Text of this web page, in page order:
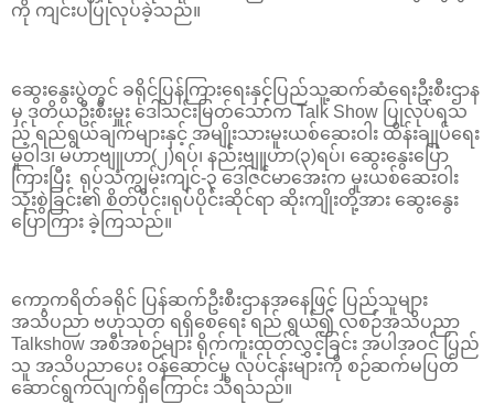
ကို ကျင်းပပြုလုပ်ခဲ့သည်။
ဆွေးနွေးပွဲတွင် ခရိုင်ပြန်ကြားရေးနှင့်ပြည်သူ့ဆက်ဆံရေးဦးစီးဌာန
မှ ဒုတိယဦးစီးမှူး ဒေါ်သင်းမြတ်သော်က Talk Show ပြုလုပ်ရသ
ည့် ရည်ရွယ်ချက်များနှင့် အမျိုးသားမူးယစ်ဆေးဝါး ထိန်းချုပ်ရေး
မူဝါဒ၊ မဟာဗျူဟာ(၂)ရပ်၊ နည်းဗျူဟာ(၃)ရပ်၊ ဆွေးနွေးပြော
ကြားပြီး ရုပ်သံကျွမ်းကျင်-၃ ဒေါ်ဇင်မာအေးက မူးယစ်ဆေးဝါး
သုံးစွဲခြင်း၏ စိတ်ပိုင်း၊ရုပ်ပိုင်းဆိုင်ရာ ဆိုးကျိုးတို့အား ဆွေးနွေး
ပြောကြား ခဲ့ကြသည်။
ကော့ကရိတ်ခရိုင် ပြန်ဆက်ဦးစီးဌာနအနေဖြင့် ပြည်သူများ
အသိပညာ ဗဟုသုတ ရရှိစေရေး ရည် ရွယ်၍ လစဉ်အသိပညာ
Talkshow အစီအစဉ်များ ရိုက်ကူးထုတ်လွှင့်ခြင်း အပါအဝင် ပြည်
သူ အသိပညာပေး ဝန်ဆောင်မှု လုပ်ငန်းများကို စဉ်ဆက်မပြတ်
ဆောင်ရွက်လျက်ရှိကြောင်း သိရသည်။